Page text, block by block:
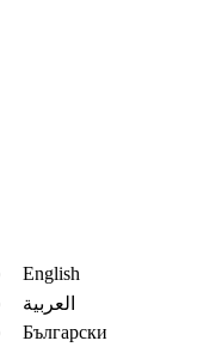
English
العربية
Български